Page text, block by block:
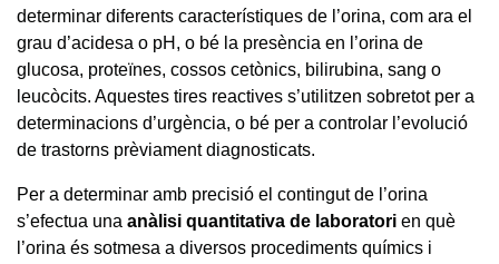
determinar diferents característiques de l’orina, com ara el
grau d’acidesa o pH, o bé la presència en l’orina de
glucosa, proteïnes, cossos cetònics, bilirubina, sang o
leucòcits. Aquestes tires reactives s’utilitzen sobretot per a
determinacions d’urgència, o bé per a controlar l’evolució
de trastorns prèviament diagnosticats.
Per a determinar amb precisió el contingut de l’orina
s’efectua una anàlisi quantitativa de laboratori en què
l’orina és sotmesa a diversos procediments químics i